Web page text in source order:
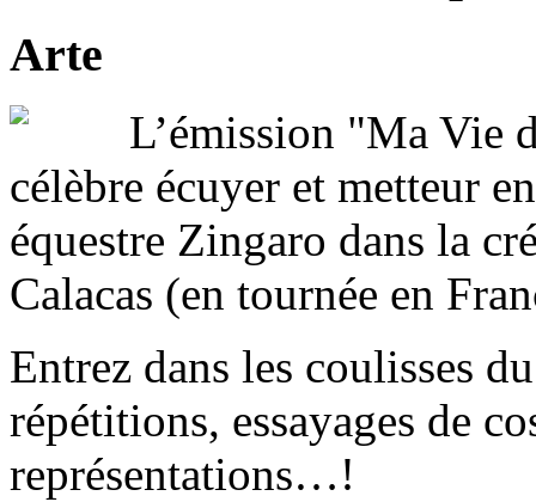
Arte
L’émission "Ma Vie
célèbre écuyer et metteur
équestre Zingaro dans la
Calacas (en tournée en
Entrez dans les coulisses
répétitions, essayages de
représentations…!